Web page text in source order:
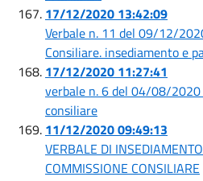
17/12/2020 13:42:09
Verbale n. 11 del 09/12/
Consiliare. insediamento e
17/12/2020 11:27:41
verbale n. 6 del 04/08/
consiliare
11/12/2020 09:49:13
VERBALE DI
COMMISSIONE CONSILIARE